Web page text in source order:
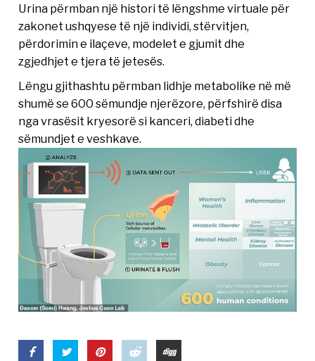
Urina përmban një histori të lëngshme virtuale për
zakonet ushqyese të një individi, stërvitjen,
përdorimin e ilaçeve, modelet e gjumit dhe
zgjedhjet e tjera të jetesës.
Lëngu gjithashtu përmban lidhje metabolike në më
shumë se 600 sëmundje njerëzore, përfshirë disa
nga vrasësit kryesorë si kanceri, diabeti dhe
sëmundjet e veshkave.